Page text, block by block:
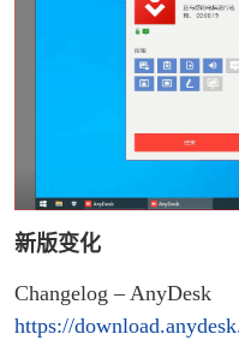
新版变化
Changelog – AnyDesk
https://